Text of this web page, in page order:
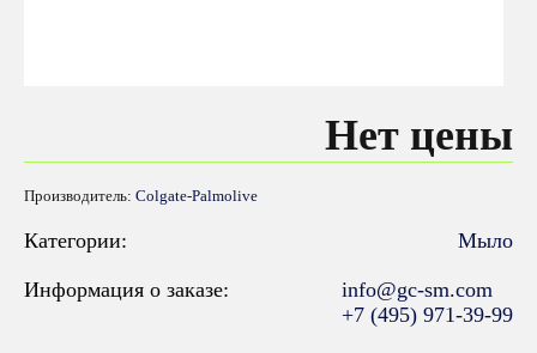
Нет цены
Производитель:Colgate-Palmolive
Категории: Мыло
Информация о заказе:
info@gc-sm.com
+7 (495) 971-39-99